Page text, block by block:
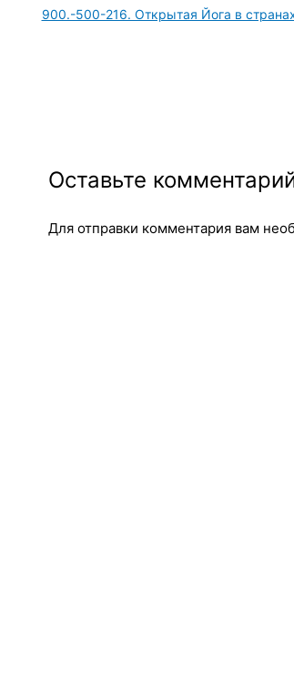
900.-500-216. Открытая Йога в
Оставьте
Для отправки комментария вам